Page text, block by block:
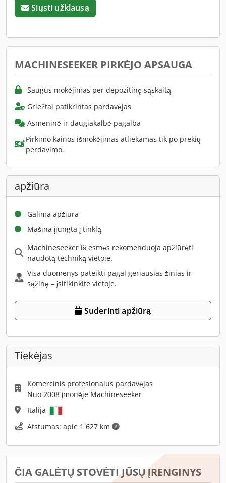
Siųsti užklausą
MACHINESEEKER PIRKĖJO APSAUGA
Saugus mokėjimas per depozitinę sąskaitą
Griežtai patikrintas pardavėjas
Asmeninė ir daugiakalbė pagalba
Pirkimo kainos išmokėjimas atliekamas tik po prekių
perdavimo.
apžiūra
Galima apžiūra
Mašina įjungta į tinklą
Machineseeker iš esmės rekomenduoja apžiūrėti
naudotą techniką vietoje.
Visa duomenys pateikti pagal geriausias žinias ir
sąžinę – įsitikinkite vietoje.
Suderinti apžiūrą
Tiekėjas
Komercinis profesionalus pardavėjas
Nuo 2008 įmonėje Machineseeker
Italija
Atstumas: apie 1 627 km
ČIA GALĖTŲ STOVĖTI JŪSŲ ĮRENGINYS